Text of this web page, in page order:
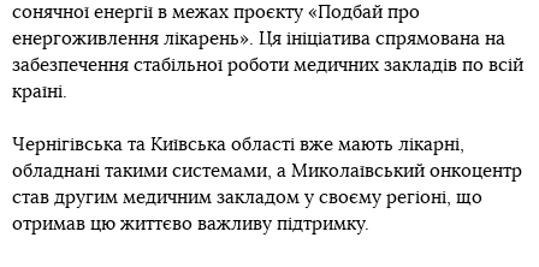
сонячної енергії в межах проєкту «Подбай про
енергоживлення лікарень». Ця ініціатива спрямована на
забезпечення стабільної роботи медичних закладів по всій
країні.
Чернігівська та Київська області вже мають лікарні,
обладнані такими системами, а Миколаївський онкоцентр
став другим медичним закладом у своєму регіоні, що
отримав цю життєво важливу підтримку.